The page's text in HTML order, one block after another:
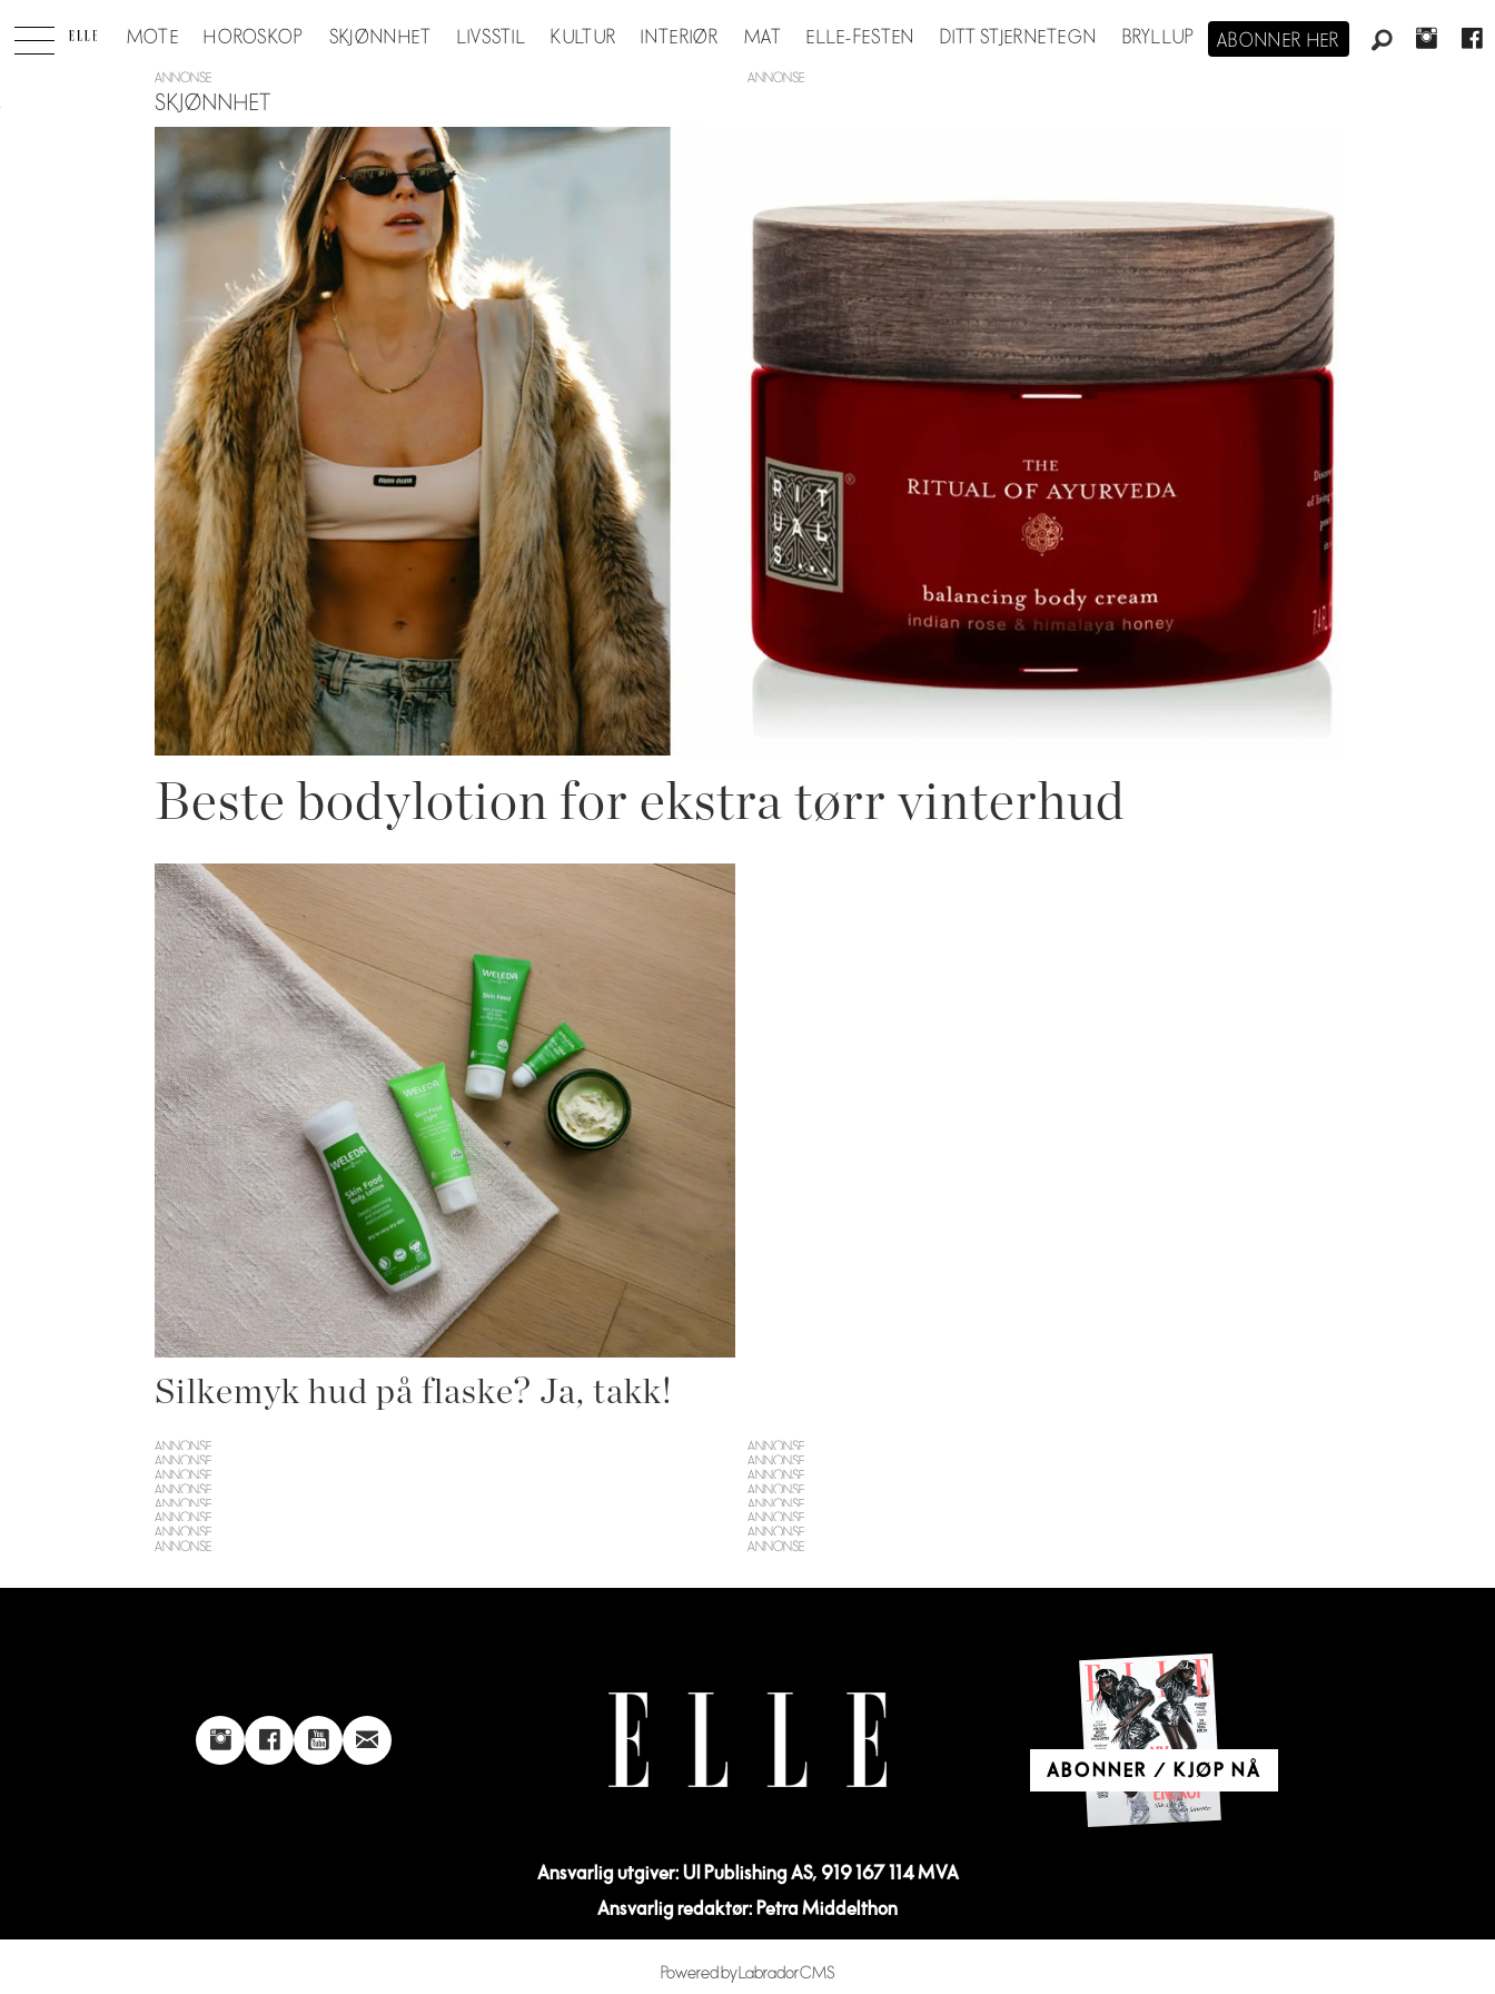
MOTE HOROSKOP SKJØNNHET LIVSSTIL KULTUR INTERIØR MAT ELLE-FESTEN DITT STJERNETEGN BRYLLUP ABONNER HER
Tag:
bodylotion
ANNONSE
SKJØNNHET
Beste bodylotion for ekstra tørr vinterhud
Silkemyk hud på flaske? Ja, takk!
ANNONSE
ANNONSE
ANNONSE
ANNONSE
ANNONSE
ANNONSE
ANNONSE
ANNONSE
ABONNER / KJØP NÅ
Ansvarlig utgiver: UI Publishing AS, 919 167 114 MVA
Ansvarlig redaktør: Petra Middelthon
Powered by Labrador CMS